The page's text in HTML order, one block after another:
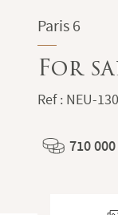
Paris 6
For
Ref : NEU-
Price
710
Ce
First